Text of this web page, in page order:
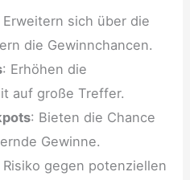
Erweitern sich über die
die Gewinnchancen.
: Erhöhen die
auf große Treffer.
: Bieten die Chance
Gewinne.
Risiko gegen potenziellen